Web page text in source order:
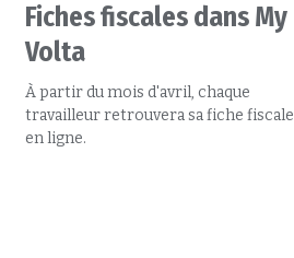
Fiches fiscales dans My
Volta
À partir du mois d'avril, chaque
travailleur retrouvera sa fiche fiscale
en ligne.